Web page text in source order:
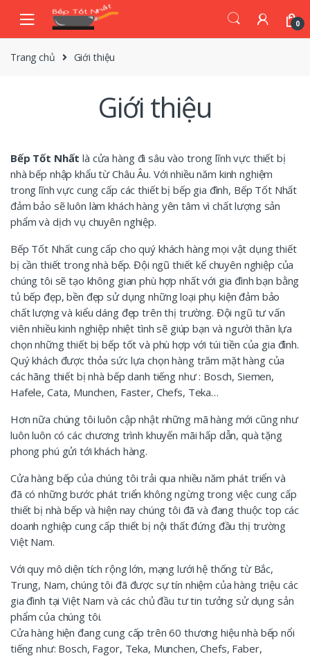
navigation
content
0
Trang chủ Giới thiệu
Giới thiệu
Bếp Tốt Nhất là cửa hàng đi sâu vào trong lĩnh vực thiết bị
nhà bếp nhập khẩu từ Châu Âu. Với nhiều năm kinh nghiệm
trong lĩnh vực cung cấp các thiết bị bếp gia đình, Bếp Tốt Nhất
đảm bảo sẽ luôn làm khách hàng yên tâm vì chất lượng sản
phẩm và dịch vụ chuyên nghiệp.
Bếp Tốt Nhất cung cấp cho quý khách hàng mọi vật dụng thiết
bị cần thiết trong nhà bếp. Đội ngũ thiết kế chuyên nghiệp của
chúng tôi sẽ tạo không gian phù hợp nhất với gia đình bạn bằng
tủ bếp đẹp, bền đẹp sử dụng những loại phụ kiện đảm bảo
chất lượng và kiểu dáng đẹp trên thị trường. Đội ngũ tư vấn
viên nhiều kinh nghiệp nhiệt tình sẽ giúp bạn và người thân lựa
chọn những thiết bị bếp tốt và phù hợp với túi tiền của gia đình.
Quý khách được thỏa sức lựa chọn hàng trăm mặt hàng của
các hãng thiết bị nhà bếp danh tiếng như : Bosch, Siemen,
Hafele, Cata, Munchen, Faster, Chefs, Teka…
Hơn nữa chúng tôi luôn cập nhật những mã hàng mới cũng như
luôn luôn có các chương trình khuyến mãi hấp dẫn, quà tặng
phong phú gửi tới khách hàng.
Cửa hàng bếp của chúng tôi trải qua nhiều năm phát triển và
đã có những bước phát triển không ngừng trong việc cung cấp
thiết bị nhà bếp và hiện nay chúng tôi đã và đang thuộc top các
doanh nghiệp cung cấp thiết bị nội thất đứng đầu thị trường
Việt Nam.
Với quy mô diện tích rộng lớn, mạng lưới hệ thống từ Bắc,
Trung, Nam, chúng tôi đã được sự tín nhiệm của hàng triệu các
gia đình tại Việt Nam và các chủ đầu tư tin tưởng sử dụng sản
phẩm của chúng tôi.
Cửa hàng hiện đang cung cấp trên 60 thương hiệu nhà bếp nổi
tiếng như: Bosch, Fagor, Teka, Munchen, Chefs, Faber,